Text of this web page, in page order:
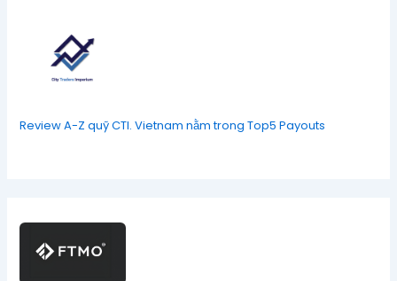
Review A-Z quỹ CTI. Vietnam nằm trong Top5 Payouts